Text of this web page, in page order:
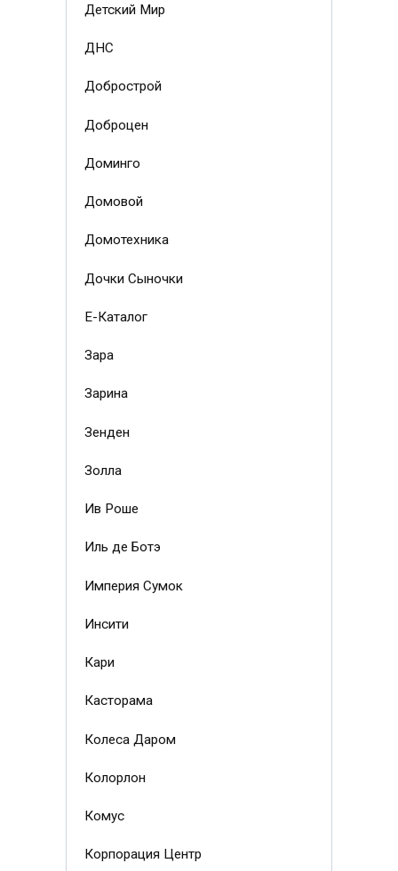
Детский Мир
ДНС
Добрострой
Доброцен
Доминго
Домовой
Домотехника
Дочки Сыночки
Е-Каталог
Зара
Зарина
Зенден
Золла
Ив Роше
Иль де Ботэ
Империя Сумок
Инсити
Кари
Касторама
Колеса Даром
Колорлон
Комус
Корпорация Центр